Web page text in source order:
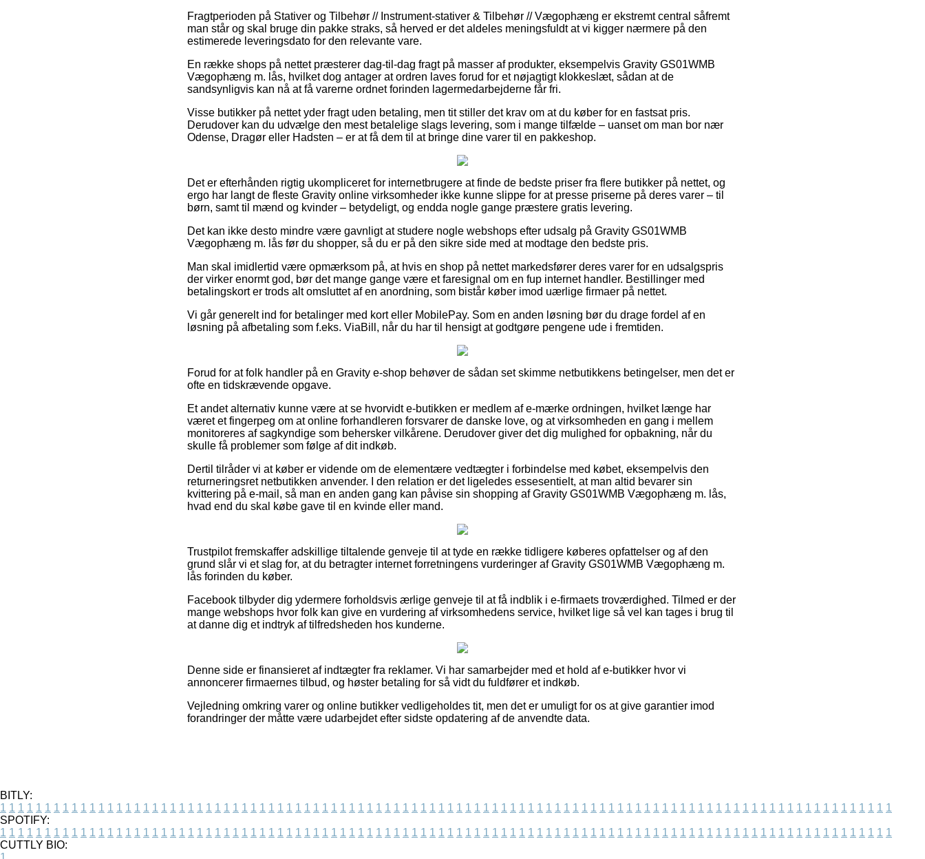
Fragtperioden på Stativer og Tilbehør // Instrument-stativer & Tilbehør // Vægophæng er ekstremt central såfremt
man står og skal bruge din pakke straks, så herved er det aldeles meningsfuldt at vi kigger nærmere på den
estimerede leveringsdato for den relevante vare.
En række shops på nettet præsterer dag-til-dag fragt på masser af produkter, eksempelvis Gravity GS01WMB
Vægophæng m. lås, hvilket dog antager at ordren laves forud for et nøjagtigt klokkeslæt, sådan at de
sandsynligvis kan nå at få varerne ordnet forinden lagermedarbejderne får fri.
Visse butikker på nettet yder fragt uden betaling, men tit stiller det krav om at du køber for en fastsat pris.
Derudover kan du udvælge den mest betalelige slags levering, som i mange tilfælde – uanset om man bor nær
Odense, Dragør eller Hadsten – er at få dem til at bringe dine varer til en pakkeshop.
Det er efterhånden rigtig ukompliceret for internetbrugere at finde de bedste priser fra flere butikker på nettet, og
ergo har langt de fleste Gravity online virksomheder ikke kunne slippe for at presse priserne på deres varer – til
børn, samt til mænd og kvinder – betydeligt, og endda nogle gange præstere gratis levering.
Det kan ikke desto mindre være gavnligt at studere nogle webshops efter udsalg på Gravity GS01WMB
Vægophæng m. lås før du shopper, så du er på den sikre side med at modtage den bedste pris.
Man skal imidlertid være opmærksom på, at hvis en shop på nettet markedsfører deres varer for en udsalgspris
der virker enormt god, bør det mange gange være et faresignal om en fup internet handler. Bestillinger med
betalingskort er trods alt omsluttet af en anordning, som bistår køber imod uærlige firmaer på nettet.
Vi går generelt ind for betalinger med kort eller MobilePay. Som en anden løsning bør du drage fordel af en
løsning på afbetaling som f.eks. ViaBill, når du har til hensigt at godtgøre pengene ude i fremtiden.
Forud for at folk handler på en Gravity e-shop behøver de sådan set skimme netbutikkens betingelser, men det er
ofte en tidskrævende opgave.
Et andet alternativ kunne være at se hvorvidt e-butikken er medlem af e-mærke ordningen, hvilket længe har
været et fingerpeg om at online forhandleren forsvarer de danske love, og at virksomheden en gang i mellem
monitoreres af sagkyndige som behersker vilkårene. Derudover giver det dig mulighed for opbakning, når du
skulle få problemer som følge af dit indkøb.
Dertil tilråder vi at køber er vidende om de elementære vedtægter i forbindelse med købet, eksempelvis den
returneringsret netbutikken anvender. I den relation er det ligeledes essesentielt, at man altid bevarer sin
kvittering på e-mail, så man en anden gang kan påvise sin shopping af Gravity GS01WMB Vægophæng m. lås,
hvad end du skal købe gave til en kvinde eller mand.
Trustpilot fremskaffer adskillige tiltalende genveje til at tyde en række tidligere køberes opfattelser og af den
grund slår vi et slag for, at du betragter internet forretningens vurderinger af Gravity GS01WMB Vægophæng m.
lås forinden du køber.
Facebook tilbyder dig ydermere forholdsvis ærlige genveje til at få indblik i e-firmaets troværdighed. Tilmed er der
mange webshops hvor folk kan give en vurdering af virksomhedens service, hvilket lige så vel kan tages i brug til
at danne dig et indtryk af tilfredsheden hos kunderne.
Denne side er finansieret af indtægter fra reklamer. Vi har samarbejder med et hold af e-butikker hvor vi
annoncerer firmaernes tilbud, og høster betaling for så vidt du fuldfører et indkøb.
Vejledning omkring varer og online butikker vedligeholdes tit, men det er umuligt for os at give garantier imod
forandringer der måtte være udarbejdet efter sidste opdatering af de anvendte data.
BITLY:
1 1 1 1 1 1 1 1 1 1 1 1 1 1 1 1 1 1 1 1 1 1 1 1 1 1 1 1 1 1 1 1 1 1 1 1 1 1 1 1 1 1 1 1 1 1 1 1 1 1 1 1 1 1 1 1 1 1 1 1 1 1 1 1 1 1 1 1 1 1 1 1 1 1 1 1 1 1 1 1 1 1 1 1 1 1 1 1 1 1 1 1 1 1 1 1 1 1 1 1
SPOTIFY:
1 1 1 1 1 1 1 1 1 1 1 1 1 1 1 1 1 1 1 1 1 1 1 1 1 1 1 1 1 1 1 1 1 1 1 1 1 1 1 1 1 1 1 1 1 1 1 1 1 1 1 1 1 1 1 1 1 1 1 1 1 1 1 1 1 1 1 1 1 1 1 1 1 1 1 1 1 1 1 1 1 1 1 1 1 1 1 1 1 1 1 1 1 1 1 1 1 1 1 1
CUTTLY BIO: